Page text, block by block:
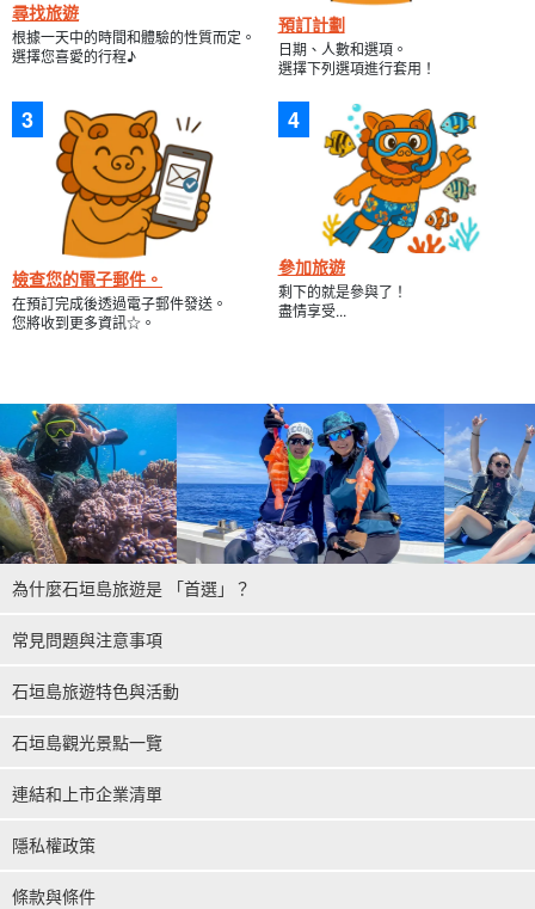
尋找旅遊
根據一天中的時間和體驗的性質而定。
選擇您喜愛的行程♪
預訂計劃
日期、人數和選項。
選擇下列選項進行套用！
檢查您的電子郵件。
在預訂完成後透過電子郵件發送。
您將收到更多資訊☆。
參加旅遊
剩下的就是參與了！
盡情享受...
為什麼石垣島旅遊是 「首選」？
常見問題與注意事項
石垣島旅遊特色與活動
石垣島觀光景點一覽
連結和上市企業清單
隱私權政策
條款與條件